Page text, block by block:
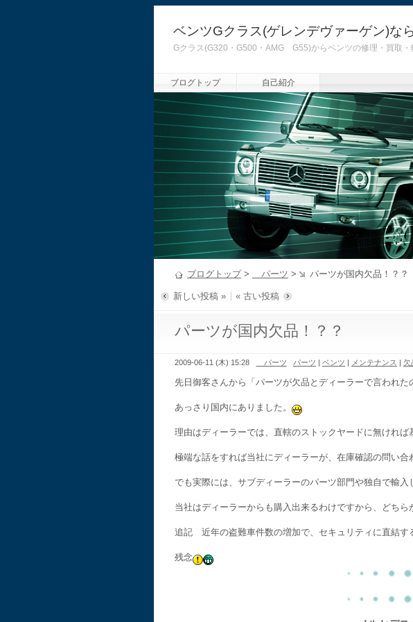
ベンツGクラス(ゲレンデヴァーゲン)な
Gクラス(G320・G500・AMG G55)からベンツの修理・買取
ブログトップ 自己紹介
ブログトップ> パーツ > パーツが国内欠品！？？
新しい投稿 » « 古い投稿
パーツが国内欠品！？？
2009-06-11 (木) 15:28 パーツ パーツ |ベンツ | メンテナンス | 欠
先日御客さんから「パーツが欠品とディーラーで言われ
あっさり国内にありました。
理由はディーラーでは、直轄のストックヤードに無ければ
極端な話をすれば当社にディーラーが、在庫確認の問い合
でも実際には、サブディーラーのパーツ部門や独自で輸
当社はディーラーからも購入出来るわけですから、どちら
追記 近年の盗難車件数の増加で、セキュリティに直結す
残念